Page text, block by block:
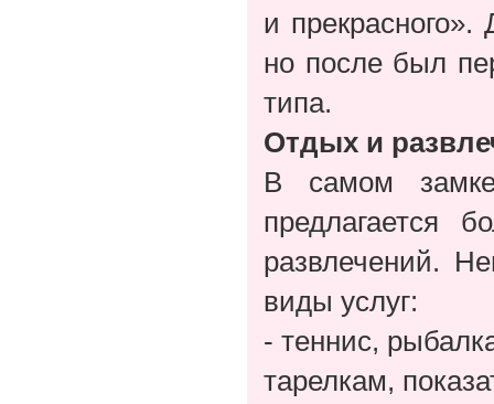
и
но после был
типа.
Отдых и
В самом
предлагается
развлечений.
виды услуг:
- теннис,
тарелкам,